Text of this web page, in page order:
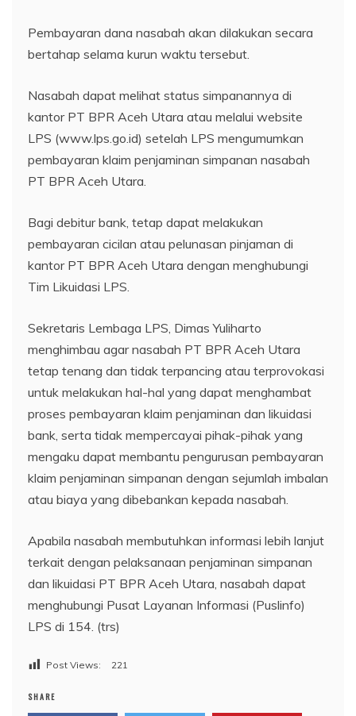
Pembayaran dana nasabah akan dilakukan secara
bertahap selama kurun waktu tersebut.
Nasabah dapat melihat status simpanannya di
kantor PT BPR Aceh Utara atau melalui website
LPS (www.lps.go.id) setelah LPS mengumumkan
pembayaran klaim penjaminan simpanan nasabah
PT BPR Aceh Utara.
Bagi debitur bank, tetap dapat melakukan
pembayaran cicilan atau pelunasan pinjaman di
kantor PT BPR Aceh Utara dengan menghubungi
Tim Likuidasi LPS.
Sekretaris Lembaga LPS, Dimas Yuliharto
menghimbau agar nasabah PT BPR Aceh Utara
tetap tenang dan tidak terpancing atau terprovokasi
untuk melakukan hal-hal yang dapat menghambat
proses pembayaran klaim penjaminan dan likuidasi
bank, serta tidak mempercayai pihak-pihak yang
mengaku dapat membantu pengurusan pembayaran
klaim penjaminan simpanan dengan sejumlah imbalan
atau biaya yang dibebankan kepada nasabah.
Apabila nasabah membutuhkan informasi lebih lanjut
terkait dengan pelaksanaan penjaminan simpanan
dan likuidasi PT BPR Aceh Utara, nasabah dapat
menghubungi Pusat Layanan Informasi (Puslinfo)
LPS di 154. (trs)
Post Views: 221
SHARE